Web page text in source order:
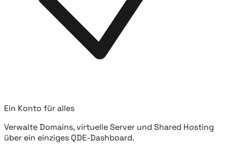
Ein Konto für alles
Verwalte Domains, virtuelle Server und Shared Hosting
über ein einziges QDE-Dashboard.